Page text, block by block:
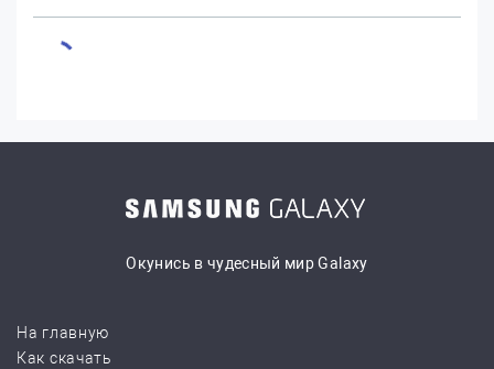
Окунись в чудесный мир Galaxy
На главную
Как скачать